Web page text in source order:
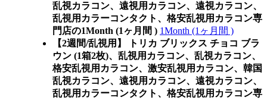
乱視カラコン、遠視用カラコン、遠視カラコン、
乱視用カラーコンタクト、格安乱視用カラコン専
門店の1Month (1ヶ月間 ) 1Month (1ヶ月間 )
【2週間/乱視用】 トリカ ブリックス チョコ ブラ
ウン (1箱2枚)、乱視用カラコン、乱視カラコン、
格安乱視用カラコン、激安乱視用カラコン、韓国
乱視カラコン、遠視用カラコン、遠視カラコン、
乱視用カラーコンタクト、格安乱視用カラコン専